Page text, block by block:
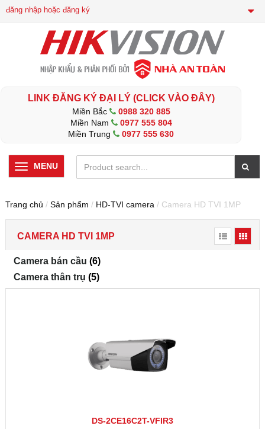
đăng nhập hoặc đăng ký
LINK ĐĂNG KÝ ĐẠI LÝ (CLICK VÀO ĐÂY)
Miền Bắc
0988 320 885
Miền Nam
0977 555 804
Miền Trung
0977 555 630
MENU
Trang chủ / Sản phẩm / HD-TVI camera / Camera HD TVI 1MP
CAMERA HD TVI 1MP
Camera bán cầu (6)
Camera thân trụ (5)
DS-2CE16C2T-VFIR3